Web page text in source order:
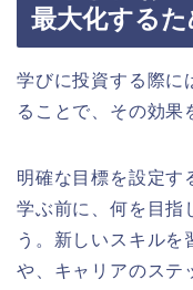
最大化するた
学びに投資する際に
ることで、その効果
明確な目標を設定す
学ぶ前に、何を目指
う。新しいスキル
や、キャリアのステ